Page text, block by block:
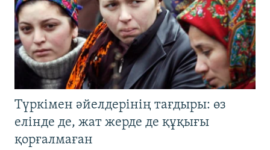
Түркімен әйелдерінің тағдыры: өз
елінде де, жат жерде де құқығы
қорғалмаған